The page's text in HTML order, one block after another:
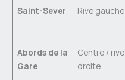
Saint-Sever Rive gauche
Abords de la
Gare
Centre / rive
droite